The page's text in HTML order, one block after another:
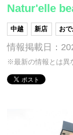
Natur'elle
中越 新店 お
情報掲載日：
※最新の情報とは異